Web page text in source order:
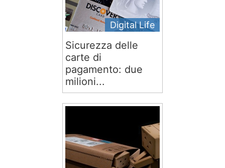
Digital Life
Sicurezza delle
carte di
pagamento: due
milioni...